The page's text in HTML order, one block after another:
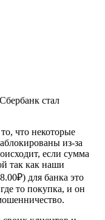
стал
что некоторые
из-за
если сумма
так как наши
для банка это
то покупка, и он